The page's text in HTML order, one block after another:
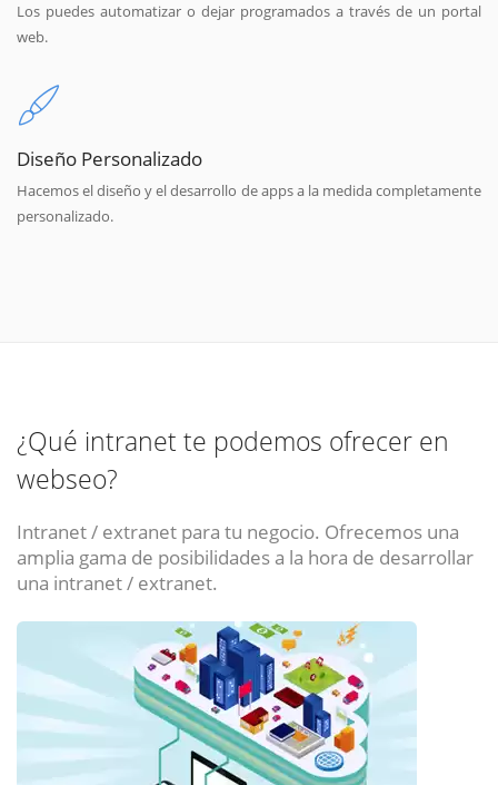
Los puedes automatizar o dejar programados a través de un portal
web.
Diseño Personalizado
Hacemos el diseño y el desarrollo de apps a la medida completamente
personalizado.
¿Qué intranet te podemos ofrecer en
webseo?
Intranet / extranet para tu negocio. Ofrecemos una
amplia gama de posibilidades a la hora de desarrollar
una intranet / extranet.